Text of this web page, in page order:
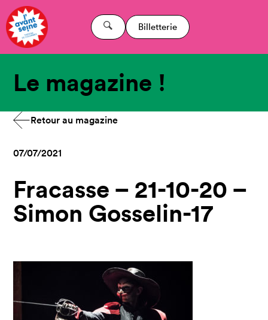
Billetterie
Le magazine !
Retour au magazine
07/07/2021
Fracasse – 21-10-20 –
Simon Gosselin-17